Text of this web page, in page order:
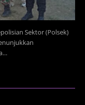
Sektor (Polsek)